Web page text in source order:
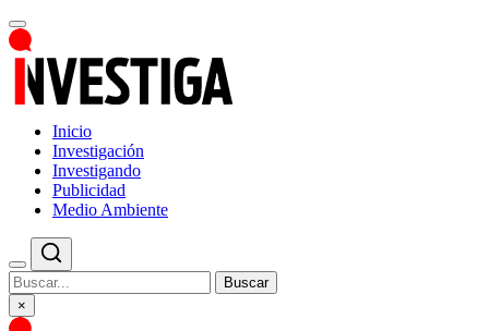
Inicio
Investigación
Investigando
Publicidad
Medio Ambiente
Buscar
×